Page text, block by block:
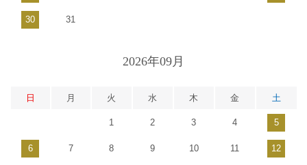
30 31
2026年09月
日 月 火 水 木 金 土
1 2 3 4 5
6 7 8 9 10 11 12